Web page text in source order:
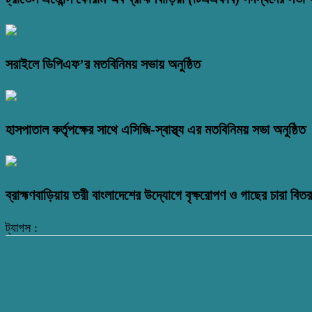
সরাইলে ডিপিএফ’র মতবিনিময় সভায় অনুষ্ঠিত
হাসপাতাল কর্তৃপক্ষের সাথে এসিজি-স্বাস্থ্য এর মতবিনিময় সভা অনুষ্ঠিত
ব্রাহ্মণবাড়িয়ায় তরী বাংলাদেশের উদ্যোগে বৃক্ষরোপণ ও গাছের চারা
ট্যাগস :